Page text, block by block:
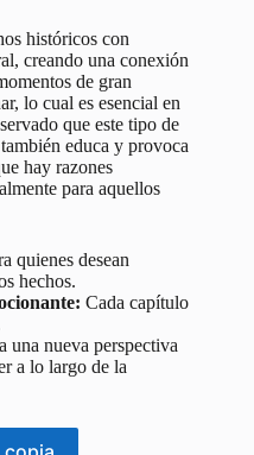
históricos con
creando una conexión
de gran
lo cual es esencial en
que este tipo de
educa y provoca
hay razones
para aquellos
quienes desean
hechos.
Cada capítulo
una nueva perspectiva
a lo largo de la